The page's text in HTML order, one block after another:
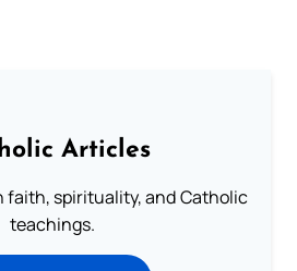
Articles
faith, spirituality, and Catholic
teachings.